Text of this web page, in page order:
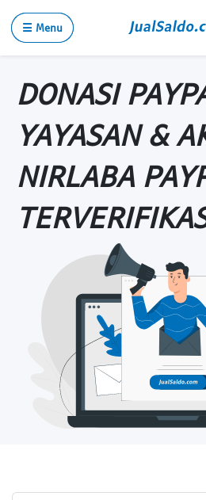
☰ Menu
DONASI
YAYASAN &
NIRLABA